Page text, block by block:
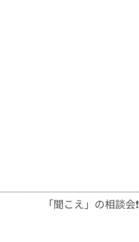
「聞こえ」の相談会❗